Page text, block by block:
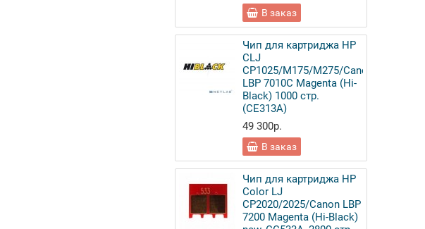
В заказ
Чип для картриджа HP
CLJ
CP1025/M175/M275/Canon
LBP 7010C Magenta (Hi-
Black) 1000 стр.
(CE313A)
49 300р.
В заказ
Чип для картриджа HP
Color LJ
CP2020/2025/Canon LBP
7200 Magenta (Hi-Black)